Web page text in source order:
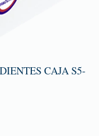
CAJA S5-